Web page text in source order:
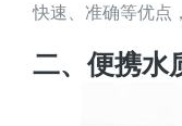
快速、准确等优点
二、便携水